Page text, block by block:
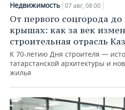
Недвижимость 07 авг, 08:00
От первого соцгорода
крышах: как за век
строительная отрасль
К 70-летию Дня строителя —
татарстанской архитектуры и
жилья